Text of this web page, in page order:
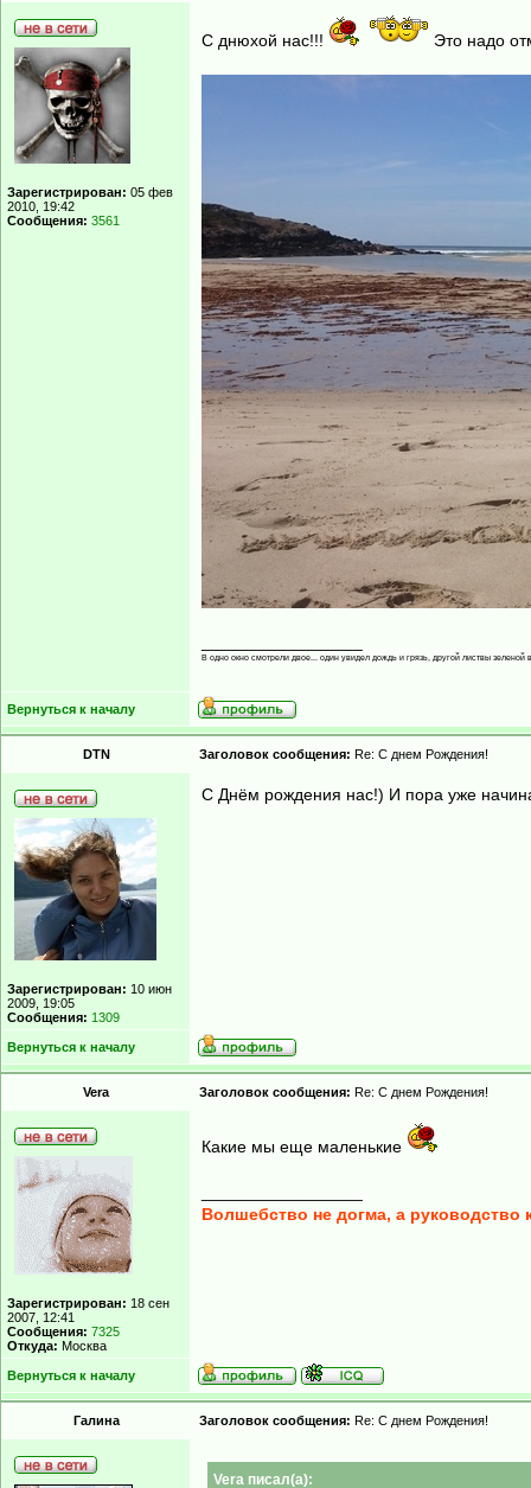
Зарегистрирован: 05 фев
2010, 19:42
Сообщения: 3561
С днюхой нас!!! Это надо
В одно окно смотрели двое... один увидел дождь и грязь, другой листвы
Вернуться к началу
DTN Заголовок сообщения: Re: С днем Рождения!
Зарегистрирован: 10 июн
2009, 19:05
Сообщения: 1309
С Днём рождения нас!) И пора уже
Вернуться к началу
Vera Заголовок сообщения: Re: С днем Рождения!
Зарегистрирован: 18 сен
2007, 12:41
Сообщения: 7325
Откуда: Москва
Какие мы еще маленькие
Волшебство не догма, а руководство
Вернуться к началу
Гaлинa Заголовок сообщения: Re: С днем Рождения!
Vera писал(а):